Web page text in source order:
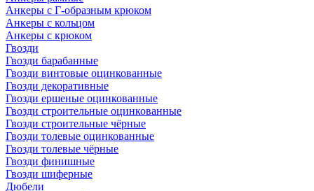
Анкеры с Г-образным крюком
Анкеры с кольцом
Анкеры с крюком
Гвозди
Гвозди барабанные
Гвозди винтовые оцинкованные
Гвозди декоративные
Гвозди ершеные оцинкованные
Гвозди строительные оцинкованные
Гвозди строительные чёрные
Гвозди толевые оцинкованные
Гвозди толевые чёрные
Гвозди финишные
Гвозди шиферные
Дюбели